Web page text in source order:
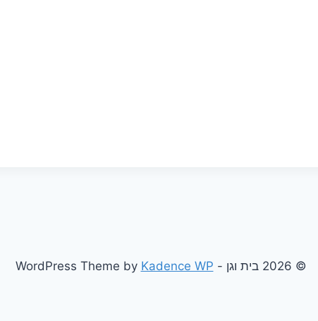
© 2026 בית וגן - WordPress Theme by Kadence WP